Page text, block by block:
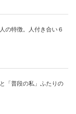
の特徴。人付き合い６
「普段の私」ふたりの